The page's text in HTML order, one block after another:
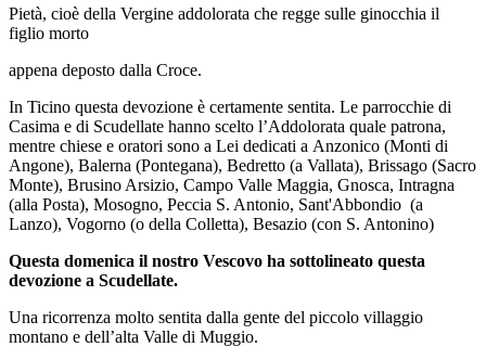
Pietà, cioè della Vergine addolorata che regge sulle ginocchia il
figlio morto
appena deposto dalla Croce.
In Ticino questa devozione è certamente sentita. Le parrocchie di
Casima e di Scudellate hanno scelto l’Addolorata quale patrona,
mentre chiese e oratori sono a Lei dedicati a Anzonico (Monti di
Angone), Balerna (Pontegana), Bedretto (a Vallata), Brissago (Sacro
Monte), Brusino Arsizio, Campo Valle Maggia, Gnosca, Intragna
(alla Posta), Mosogno, Peccia S. Antonio, Sant'Abbondio (a
Lanzo), Vogorno (o della Colletta), Besazio (con S. Antonino)
Questa domenica il nostro Vescovo ha sottolineato questa
devozione a Scudellate.
Una ricorrenza molto sentita dalla gente del piccolo villaggio
montano e dell’alta Valle di Muggio.